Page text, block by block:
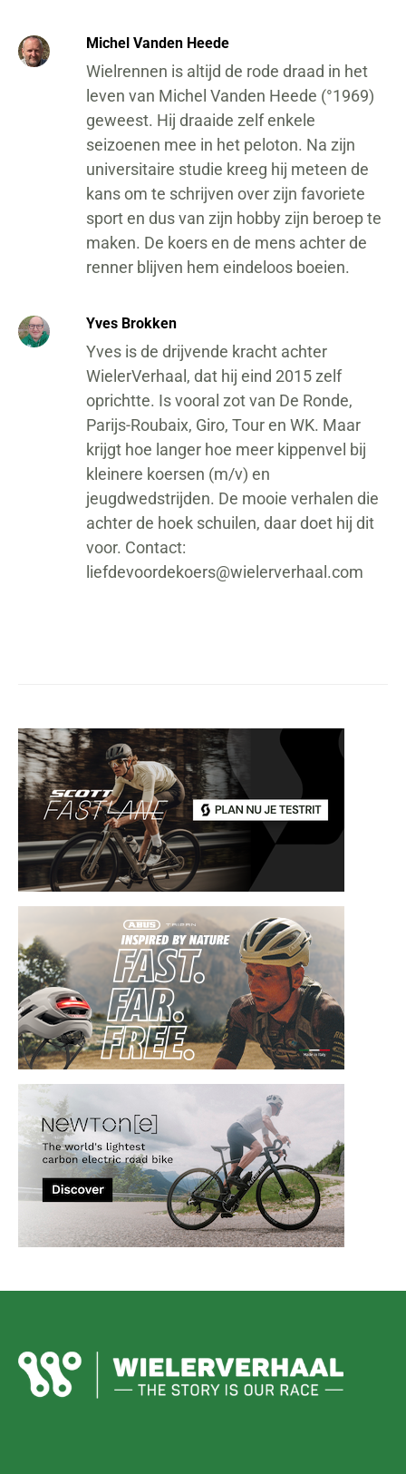
Michel Vanden Heede
Wielrennen is altijd de rode draad in het
leven van Michel Vanden Heede (°1969)
geweest. Hij draaide zelf enkele
seizoenen mee in het peloton. Na zijn
universitaire studie kreeg hij meteen de
kans om te schrijven over zijn favoriete
sport en dus van zijn hobby zijn beroep te
maken. De koers en de mens achter de
renner blijven hem eindeloos boeien.
Yves Brokken
Yves is de drijvende kracht achter
WielerVerhaal, dat hij eind 2015 zelf
oprichtte. Is vooral zot van De Ronde,
Parijs-Roubaix, Giro, Tour en WK. Maar
krijgt hoe langer hoe meer kippenvel bij
kleinere koersen (m/v) en
jeugdwedstrijden. De mooie verhalen die
achter de hoek schuilen, daar doet hij dit
voor. Contact:
liefdevoordekoers@wielerverhaal.com